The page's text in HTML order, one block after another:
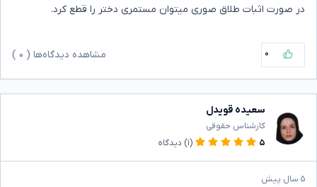
در صورت اثبات طلاق صوری میتوان مستمری دختر را قطع کرد.
۰ مشاهده دیدگاه‌ها ( ۰
سعیده قویدل
کارشناس حقوقی
۵
(۱) دیدگاه
۵ سال پیش